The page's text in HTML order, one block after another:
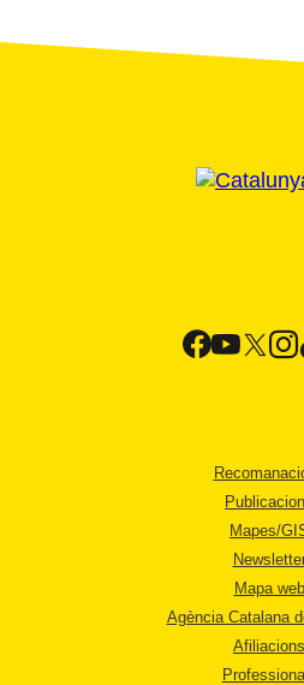
Mapes/
Mapa web
Agència Catalana
Afiliacions